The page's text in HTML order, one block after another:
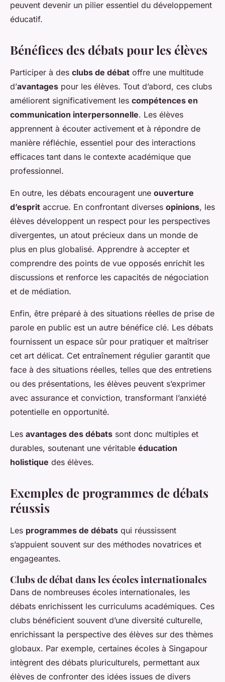
peuvent devenir un pilier essentiel du développement
éducatif.
Bénéfices des débats pour les élèves
Participer à des clubs de débat offre une multitude
d’avantages pour les élèves. Tout d’abord, ces clubs
améliorent significativement les compétences en
communication interpersonnelle. Les élèves
apprennent à écouter activement et à répondre de
manière réfléchie, essentiel pour des interactions
efficaces tant dans le contexte académique que
professionnel.
En outre, les débats encouragent une ouverture
d’esprit accrue. En confrontant diverses opinions, les
élèves développent un respect pour les perspectives
divergentes, un atout précieux dans un monde de
plus en plus globalisé. Apprendre à accepter et
comprendre des points de vue opposés enrichit les
discussions et renforce les capacités de négociation
et de médiation.
Enfin, être préparé à des situations réelles de prise de
parole en public est un autre bénéfice clé. Les débats
fournissent un espace sûr pour pratiquer et maîtriser
cet art délicat. Cet entraînement régulier garantit que
face à des situations réelles, telles que des entretiens
ou des présentations, les élèves peuvent s’exprimer
avec assurance et conviction, transformant l’anxiété
potentielle en opportunité.
Les avantages des débats sont donc multiples et
durables, soutenant une véritable éducation
holistique des élèves.
Exemples de programmes de débats
réussis
Les programmes de débats qui réussissent
s’appuient souvent sur des méthodes novatrices et
engageantes.
Clubs de débat dans les écoles internationales
Dans de nombreuses écoles internationales, les
débats enrichissent les curriculums académiques. Ces
clubs bénéficient souvent d’une diversité culturelle,
enrichissant la perspective des élèves sur des thèmes
globaux. Par exemple, certaines écoles à Singapour
intègrent des débats pluriculturels, permettant aux
élèves de confronter des idées issues de divers